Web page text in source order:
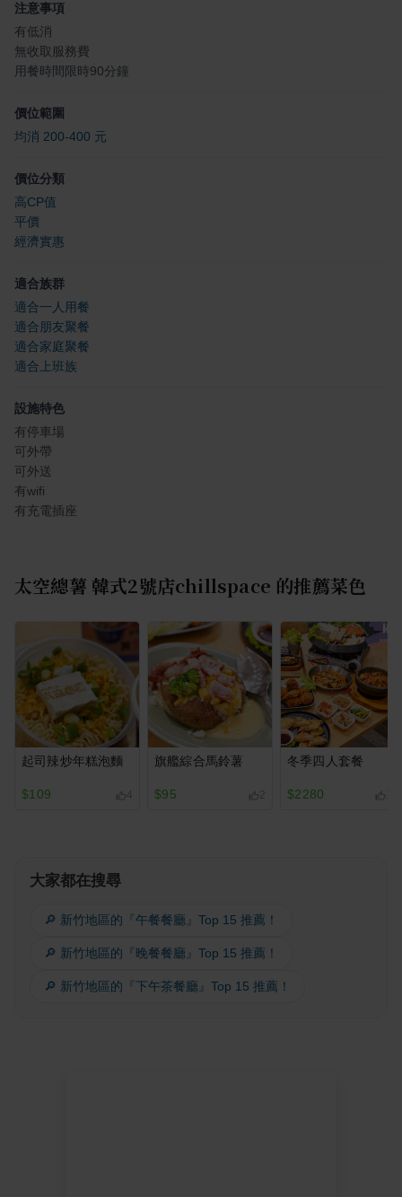
注意事項
有低消
無收取服務費
用餐時間限時90分鐘
價位範圍
均消 200-400 元
價位分類
高CP值
平價
經濟實惠
適合族群
適合一人用餐
適合朋友聚餐
適合家庭聚餐
適合上班族
設施特色
有停車場
可外帶
可外送
有wifi
有充電插座
太空總薯 韓式2號店chillspace 的推薦菜色
起司辣炒年糕泡麵
$109
旗艦綜合馬鈴薯
$95 2
冬季四人套餐
$2280
大家都在搜尋
🔎 新竹地區的『午餐餐廳』Top 15 推薦！
🔎 新竹地區的『晚餐餐廳』Top 15 推薦！
🔎 新竹地區的『下午茶餐廳』Top 15 推薦！